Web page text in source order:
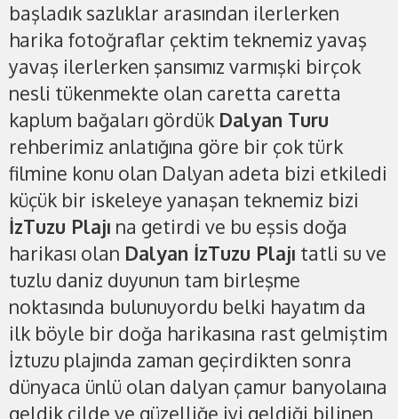
başladık sazlıklar arasından ilerlerken
harika fotoğraflar çektim teknemiz yavaş
yavaş ilerlerken şansımız varmışki birçok
nesli tükenmekte olan caretta caretta
kaplum bağaları gördük Dalyan Turu
rehberimiz anlatığına göre bir çok türk
filmine konu olan Dalyan adeta bizi etkiledi
küçük bir iskeleye yanaşan teknemiz bizi
İzTuzu Plajı na getirdi ve bu eşsis doğa
harikası olan Dalyan İzTuzu Plajı tatli su ve
tuzlu daniz duyunun tam birleşme
noktasında bulunuyordu belki hayatım da
ilk böyle bir doğa harikasına rast gelmiştim
İztuzu plajında zaman geçirdikten sonra
dünyaca ünlü olan dalyan çamur banyolaına
geldik cilde ve güzelliğe iyi geldiği bilinen